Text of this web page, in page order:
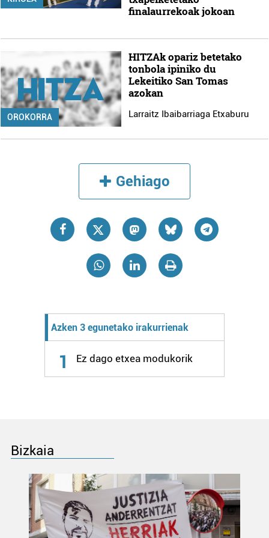
finalaurrekoak jokoan
OROKORRA
HITZAk opariz betetako
tonbola ipiniko du
Lekeitiko San Tomas
azokan
Larraitz Ibaibarriaga Etxaburu
Gehiago
Azken 3 egunetako irakurrienak
1 Ez dago etxea modukorik
Bizkaia